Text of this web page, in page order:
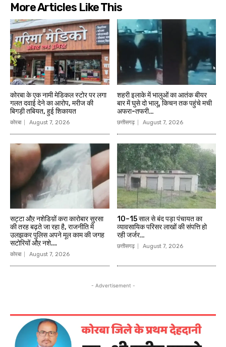
More Articles Like This
कोरबा के एक नामी मेडिकल स्टोर पर लगा
गलत दवाई देने का आरोप, मरीज की
बिगड़ी तबियत, हुई शिकायत
कोरबा August 7, 2026
शहरी इलाके में भालुओं का आतंक बीयर
बार में घुसे दो भालू, किचन तक पहुंचे मची
अफरा-तफरी…
छत्तीसगढ़ August 7, 2026
सट्टा औऱ नशेडिय़ों करा कारोबार सुरसा
की तरह बढ़ते जा रहा है, राजनीति में
उलझकर पुलिस अपने मूल काम की जगह
सटोरियों औऱ नशे...
कोरबा August 7, 2026
10–15 साल से बंद पड़ा पंचायत का
व्यावसायिक परिसर लाखों की संपत्ति हो
रही जर्जर…
छत्तीसगढ़ August 7, 2026
- Advertisement -